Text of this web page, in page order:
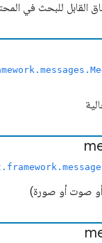
القابل للبحث في
أو صوت أو صورة)